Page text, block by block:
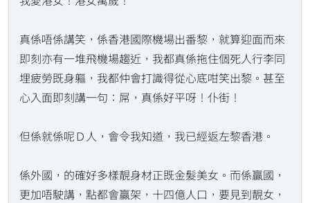
真係唔係講笑，係香港國際機場出番黎，就算迎面而來
即刻亦有一堆飛機場趨近，我都真係拖住個死人行李同
埋疲勞既身軀，我都仲會打識得從心底咁笑出黎。甚至
心入面即刻講一句：屌，真係好平呀！仆街！
但係就係呢Ｄ人，會令我知道，我已經返左黎香港。
係外國，的確好多樣靚身材正既金髮美女。而係贏國，
更加唔駛講，點都會贏架，十四億人口，要見到靚女，